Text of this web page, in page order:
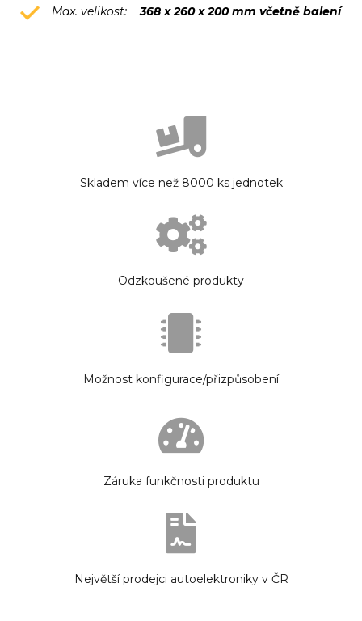
Max. velikost: 368 x 260 x 200 mm včetně balení
Skladem více než 8000 ks jednotek
Odzkoušené produkty
Možnost konfigurace/přizpůsobení
Záruka funkčnosti produktu
Největší prodejci autoelektroniky v ČR